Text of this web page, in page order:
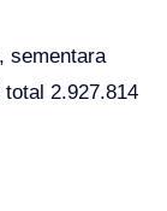
sementara
2.927.814